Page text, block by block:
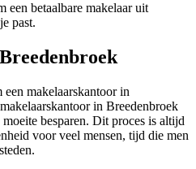
een betaalbare makelaar uit
past.
makelaarskantoor in
in Breedenbroek
besparen. Dit proces is altijd
voor veel mensen, tijd die men